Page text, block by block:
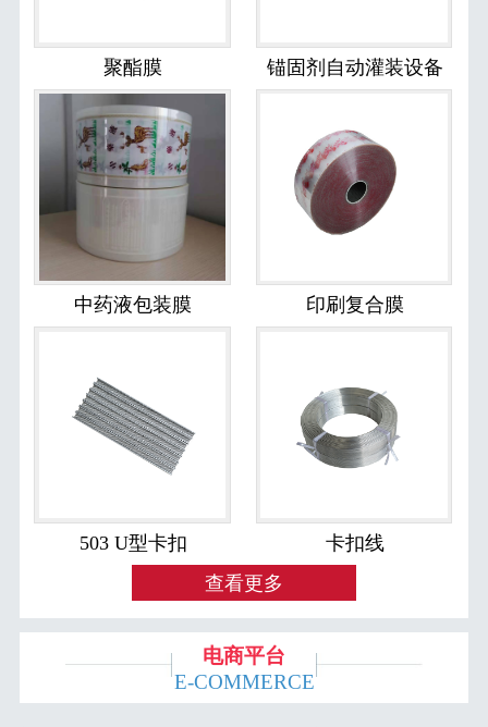
聚酯膜 锚固剂自动灌装设备
中药液包装膜 印刷复合膜
503 U型卡扣
卡扣线
查看更多
电商平台
E-COMMERCE